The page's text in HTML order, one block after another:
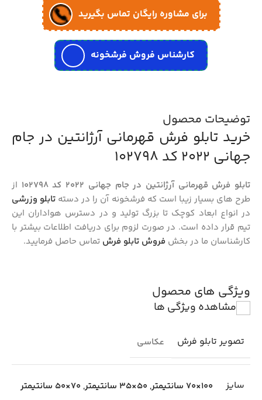
برای مشاوره رایگان تماس بگیرید
کارشناس فروش فرشخونه
توضیحات محصول
خرید تابلو فرش قهرمانی آرژانتین در جام
جهانی 2022 کد 102798
تابلو فرش قهرمانی آرژانتین در جام جهانی 2022 کد 102798
از
طرح های بسیار زیبا است که فرشخونه آن را در دسته تابلو وزرشی
در انواع ابعاد کوچک تا بزرگ تولید و در دسترس هواداران این
تیم قرار داده است. در صورت لزوم برای دریافت اطلاعات بیشتر با
کارشناسان ما در بخش فروش تابلو فرش تماس حاصل فرمایید.
ویژگی های محصول
مشاهده ویژگی ها
تصویر تابلو فرش عکاسی
سایز 100×70 سانتیمتر , 50×35 سانتیمتر , 70×50 سانتیمتر